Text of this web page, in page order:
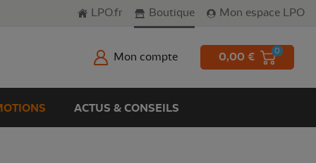
LPO.fr Boutique Mon espace LPO
Mon compte 0,00 € 0
ACTUS & CONSEILS